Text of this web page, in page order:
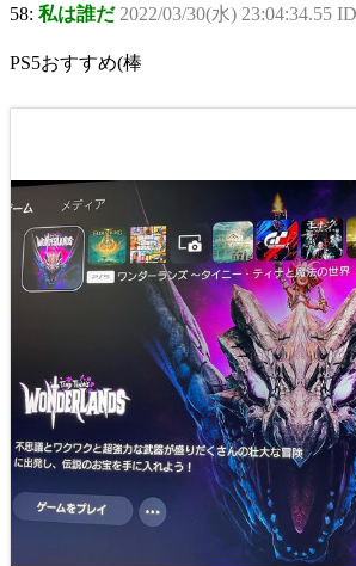
58: 私は誰だ 2022/03/30(水) 23:04:34.55
PS5おすすめ(棒